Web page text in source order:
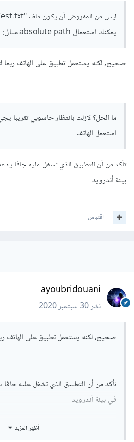
يمكنك استعمال absolute path مثال:
صحيح, لكنه يستعمل تطبيق على الهاتف ربما
استعمل الهاتف
تأكد من أن التطبيق الذي تشغل عليه جافا
بيئة أندرويد
اقتباس
ayoubridouani
نشر30 سبتمبر 2020
صحيح, لكنه يستعمل تطبيق على الهاتف
تأكد من أن التطبيق الذي تشغل عليه جافا
في بيئة أندرويد
أظهر المزيد